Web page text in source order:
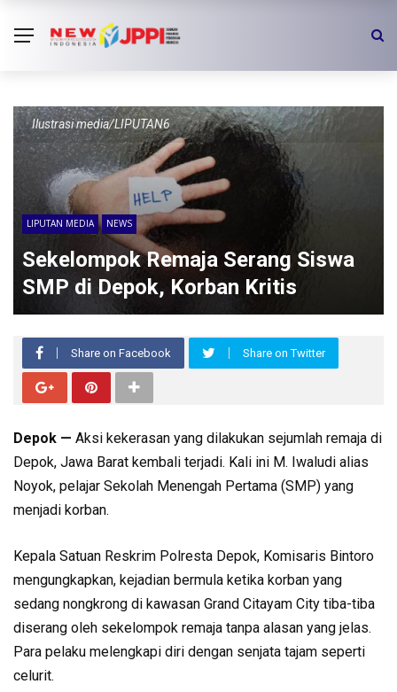
Ilustrasi media/LIPUTAN6
LIPUTAN MEDIA NEWS
Sekelompok Remaja Serang Siswa
SMP di Depok, Korban Kritis
Share on Facebook Share on Twitter
Depok — Aksi kekerasan yang dilakukan sejumlah remaja di
Depok, Jawa Barat kembali terjadi. Kali ini M. Iwaludi alias
Noyok, pelajar Sekolah Menengah Pertama (SMP) yang
menjadi korban.
Kepala Satuan Reskrim Polresta Depok, Komisaris Bintoro
mengungkapkan, kejadian bermula ketika korban yang
sedang nongkrong di kawasan Grand Citayam City tiba-tiba
diserang oleh sekelompok remaja tanpa alasan yang jelas.
Para pelaku melengkapi diri dengan senjata tajam seperti
celurit.